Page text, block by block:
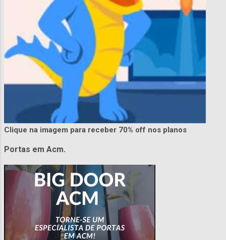
Clique na imagem para receber 70% off nos planos
Portas em Acm.